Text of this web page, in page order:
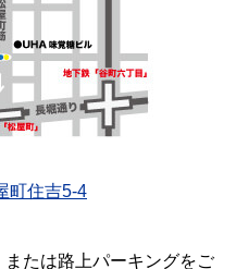
町住吉5-4
たは路上パーキングをご